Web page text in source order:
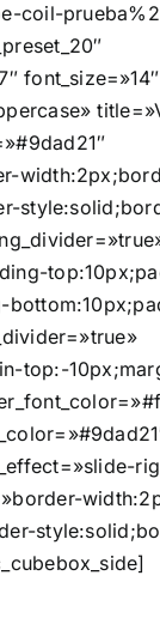
coil-
font_size=»14″
top:-